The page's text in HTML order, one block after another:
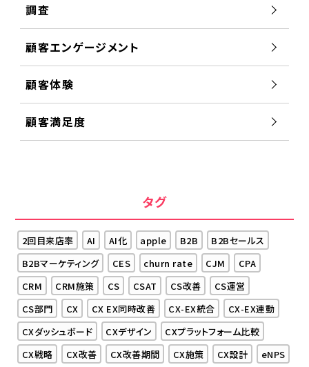
調査
顧客エンゲージメント
顧客体験
顧客満足度
タグ
2回目来店率 AI AI化 apple B2B
B2Bセールス
B2Bマーケティング
CES churn rate CJM
CPA
CRM
CRM施策 CS CSAT CS改善
CS運営
CS部門
CX CX EX同時改善 CX-EX統合
CX-EX連動
CXダッシュボード
CXデザイン
CXプラットフォーム比較
CX戦略
CX改善 CX改善期間 CX施策 CX設計
eNPS